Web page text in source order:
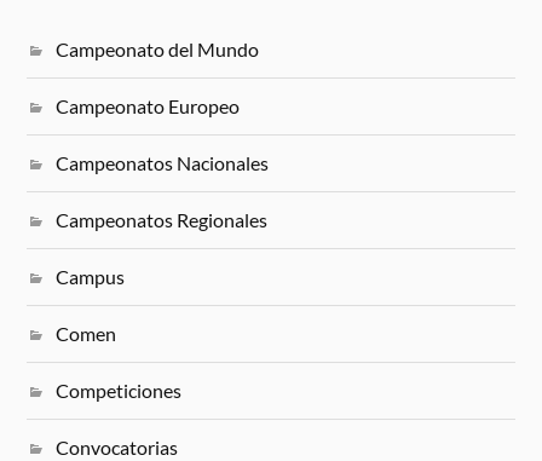
Campeonato del Mundo
Campeonato Europeo
Campeonatos Nacionales
Campeonatos Regionales
Campus
Comen
Competiciones
Convocatorias